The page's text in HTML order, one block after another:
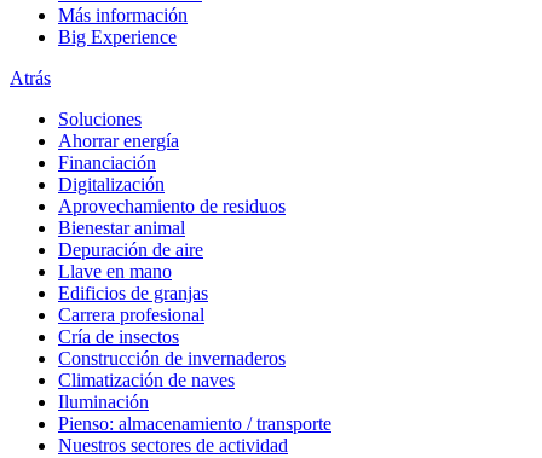
Más información
Big Experience
Atrás
Soluciones
Ahorrar energía
Financiación
Digitalización
Aprovechamiento de residuos
Bienestar animal
Depuración de aire
Llave en mano
Edificios de granjas
Carrera profesional
Cría de insectos
Construcción de invernaderos
Climatización de naves
Iluminación
Pienso: almacenamiento / transporte
Nuestros sectores de actividad